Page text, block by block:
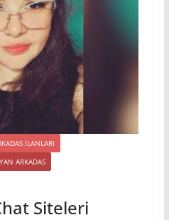
ILANLARI
ARKADAS
Siteleri